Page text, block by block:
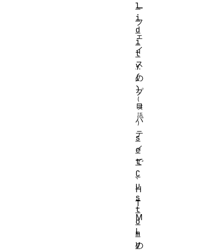
ー
フ
ェ
イ
ス
の
プ
ロ
パ
テ
ィ
で
、
H
T
M
L
の
l
i
d
i
t
y
(
)
s
e
t
C
u
s
t
o
m
V